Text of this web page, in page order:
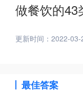
做餐饮的43
更新时间：2022-03-
最佳答案